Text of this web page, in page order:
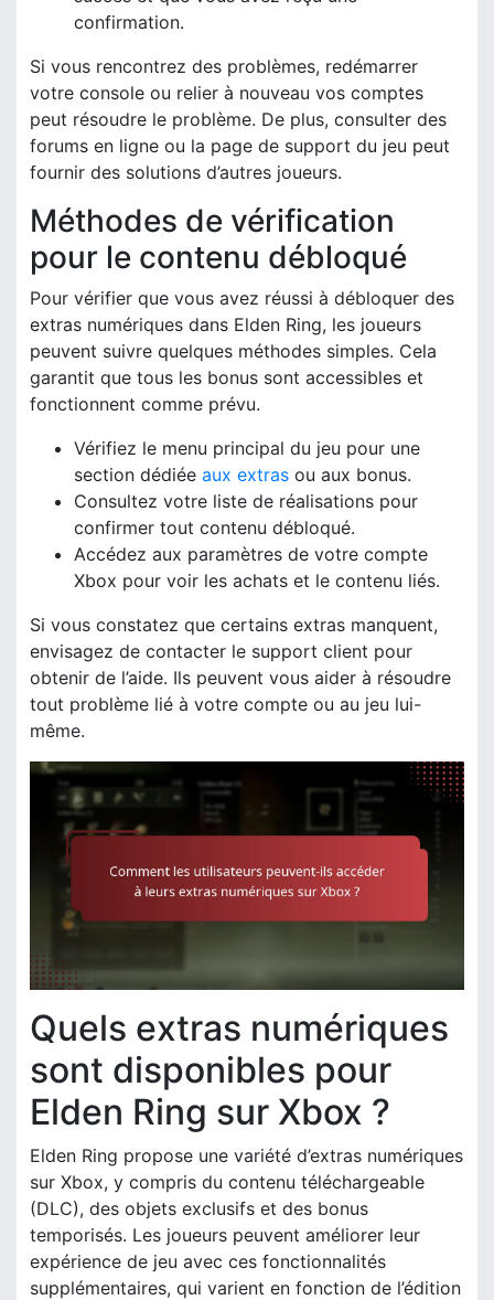
confirmation.
Si vous rencontrez des problèmes, redémarrer
votre console ou relier à nouveau vos comptes
peut résoudre le problème. De plus, consulter des
forums en ligne ou la page de support du jeu peut
fournir des solutions d’autres joueurs.
Méthodes de vérification
pour le contenu débloqué
Pour vérifier que vous avez réussi à débloquer des
extras numériques dans Elden Ring, les joueurs
peuvent suivre quelques méthodes simples. Cela
garantit que tous les bonus sont accessibles et
fonctionnent comme prévu.
Vérifiez le menu principal du jeu pour une
section dédiée aux extras ou aux bonus.
Consultez votre liste de réalisations pour
confirmer tout contenu débloqué.
Accédez aux paramètres de votre compte
Xbox pour voir les achats et le contenu liés.
Si vous constatez que certains extras manquent,
envisagez de contacter le support client pour
obtenir de l’aide. Ils peuvent vous aider à résoudre
tout problème lié à votre compte ou au jeu lui-
même.
Quels extras numériques
sont disponibles pour
Elden Ring sur Xbox ?
Elden Ring propose une variété d’extras numériques
sur Xbox, y compris du contenu téléchargeable
(DLC), des objets exclusifs et des bonus
temporisés. Les joueurs peuvent améliorer leur
expérience de jeu avec ces fonctionnalités
supplémentaires, qui varient en fonction de l’édition